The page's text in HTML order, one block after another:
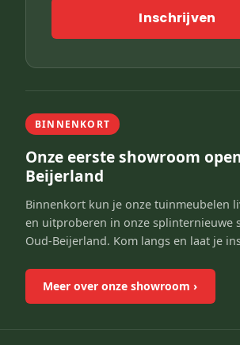
Inschrijven
BINNENKORT
Onze eerste showroom
Beijerland
Binnenkort kun je onze tuinmeubelen
en uitproberen in onze splinternieuwe
Oud-Beijerland. Kom langs en laat je
Meer over onze showroom ›